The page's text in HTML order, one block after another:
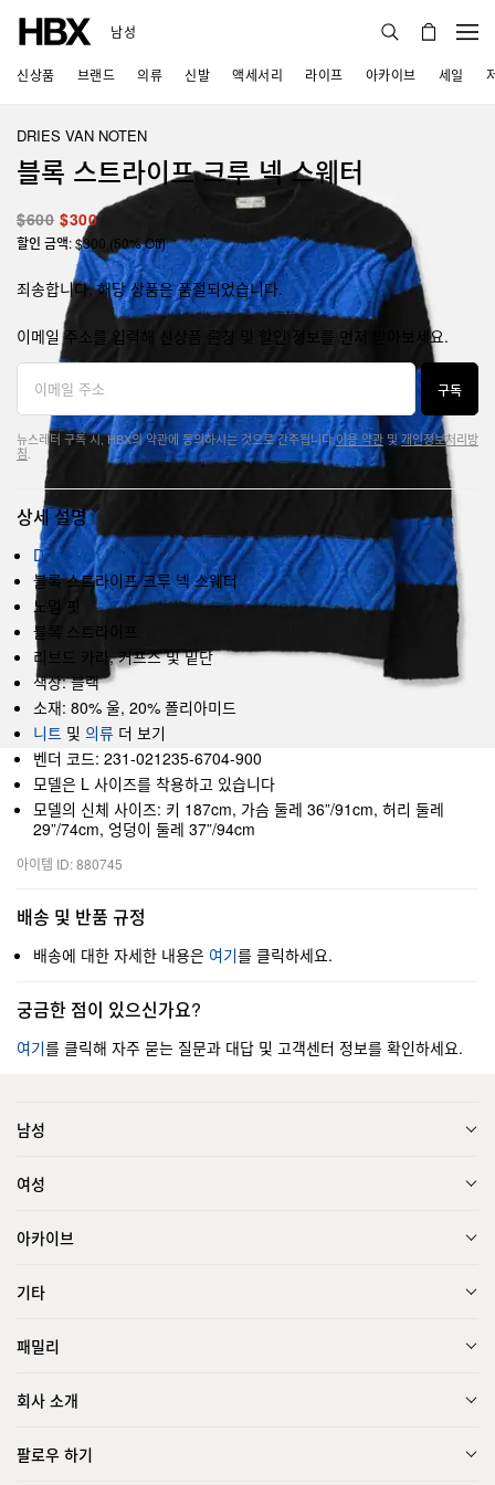
남성
신상품 브랜드 의류 신발 액세서리 라이프 아카이브 세일
DRIES VAN NOTEN
블록 스트라이프 크루 넥 스웨터
$600 $300
할인 금액: $300 (50% Off)
죄송합니다, 해당 상품은 품절되었습니다.
이메일 주소를 입력해 신상품 론칭 및 할인 정보를 먼저 받아보세요.
구독
뉴스레터 구독 시, HBX의 약관에 동의하시는 것으로 간주됩니다.이용 약관 및개인정보처리방
침
상세 설명
Dries Van Noten
블록 스트라이프 크루 넥 스웨터
노멀 핏
블록 스트라이프
리브드 카라, 커프스 및 밑단
색상: 블랙
소재: 80% 울, 20% 폴리아미드
니트 및 의류 더 보기
벤더 코드: 231-021235-6704-900
모델은 L 사이즈를 착용하고 있습니다
모델의 신체 사이즈: 키 187cm, 가슴 둘레 36”/91cm, 허리 둘레
29”/74cm, 엉덩이 둘레 37”/94cm
아이템 ID: 880745
배송 및 반품 규정
배송에 대한 자세한 내용은 여기를 클릭하세요.
궁금한 점이 있으신가요?
여기를 클릭해 자주 묻는 질문과 대답 및 고객센터 정보를 확인하세요.
남성
여성
아카이브
기타
패밀리
회사 소개
팔로우 하기